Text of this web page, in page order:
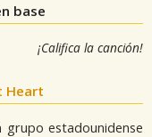
base
¡Califica la canción!
Heart
estadounidense